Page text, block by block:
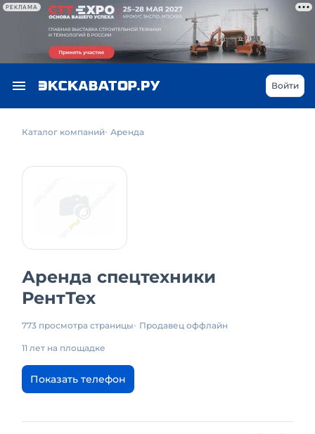
РЕКЛАМА
Войти
Каталог компаний Аренда
Аренда спецтехники
РентТех
773 просмотра страницы Продавец оффлайн
11 лет на площадке
Показать телефон